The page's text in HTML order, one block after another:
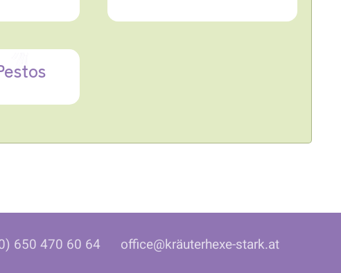
650 470 60 64 office@kräuterhexe-stark.at